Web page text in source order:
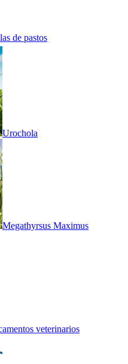
de pastos
Urochola
Megathyrsus Maximus
veterinarios